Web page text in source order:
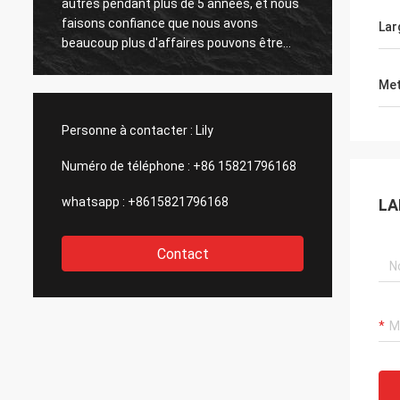
autres pendant plus de 5 années, et nous
faisons confiance que nous avons
beaucoup plus d'affaires pouvons être
travaillés ensemble dans le futur proche,
Personne à contacter : Lily
Numéro de téléphone : +86 15821796168
whatsapp : +8615821796168
Contact